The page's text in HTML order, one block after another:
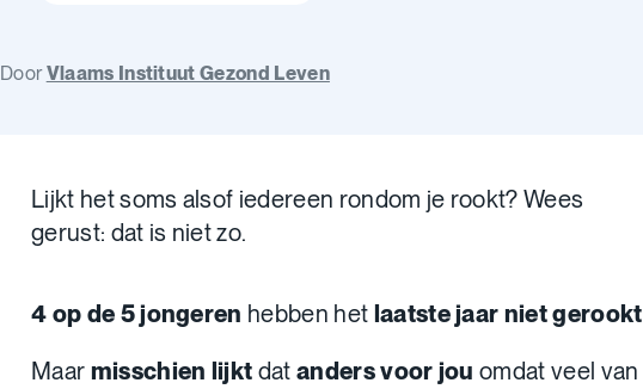
DoorVlaams Instituut Gezond Leven
Lijkt het soms alsof iedereen rondom je rookt? Wees
gerust: dat is niet zo.
4 op de 5 jongeren hebben het laatste jaar niet gerookt
Maar misschien lijkt datanders voor jou omdat veel van